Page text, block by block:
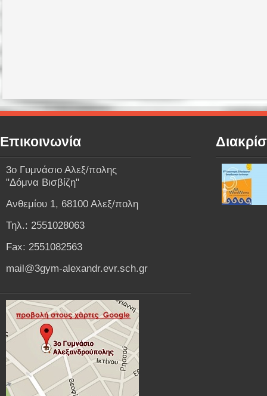
Επικοινωνία
3o Γυμνάσιο Αλεξ/πολης
"Δόμνα Βισβίζη"
Ανθεμίου 1, 68100 Αλεξ/πολη
Τηλ.: 2551028063
Fax: 2551082563
mail@3gym-alexandr.evr.sch.gr